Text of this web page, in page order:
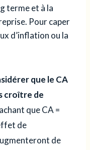
terme et à la
Pour caper
d’inflation ou la
que le CA
croître de
que CA =
de
de